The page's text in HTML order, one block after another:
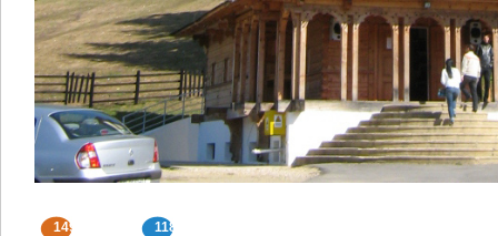
149 118